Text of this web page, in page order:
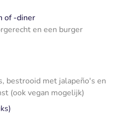
of -diner
en een burger
bestrooid met jalapeño's en
(ook vegan mogelijk)